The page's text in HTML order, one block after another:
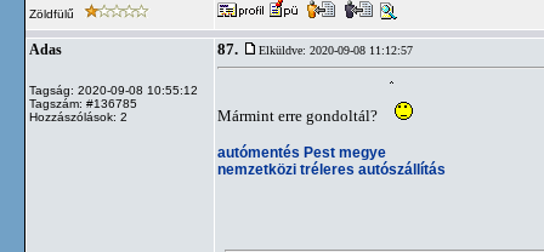
Zöldfülű
Adas
Tagság: 2020-09-08 10:55:12
Tagszám: #136785
Hozzászólások: 2
87. Elküldve: 2020-09-08 11:12:57
Mármint erre gondoltál?
autómentés Pest megye
nemzetközi tréleres autószállítás